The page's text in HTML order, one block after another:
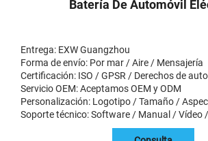
Batería De Automóvil
Entrega: EXW Guangzhou
Forma de envío: Por mar / Aire / Mensajería
Certificación: ISO / GPSR / Derechos de
Servicio OEM: Aceptamos OEM y ODM
Personalización: Logotipo / Tamaño /
Soporte técnico: Software / Manual / Vídeo